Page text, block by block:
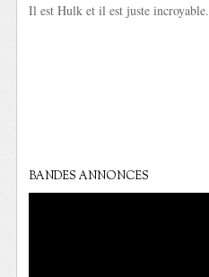
Il est Hulk et il est juste incroyable.
BANDES ANNONCES